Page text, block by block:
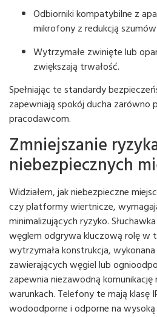
Odbiorniki kompatybilne z
mikrofony z redukcją
Wytrzymałe zwinięte lub
zwiększają trwałość.
Spełniając te standardy
zapewniają spokój ducha zarówno
pracodawcom.
Zmniejszanie
niebezpiecznych
Widziałem, jak niebezpieczne
czy platformy wiertnicze,
minimalizujących ryzyko.
węglem odgrywa kluczową rolę w
wytrzymała konstrukcja,
zawierających węgiel lub
zapewnia niezawodną
warunkach. Telefony te mają klasę
wodoodporne i odporne na